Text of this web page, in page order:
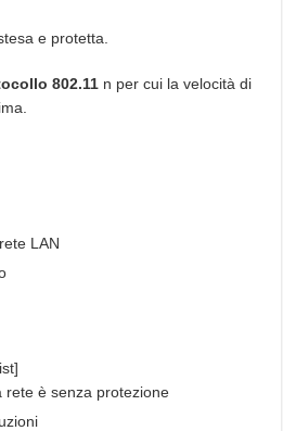
e protetta.
802.11 n per cui la velocità di
LAN
rete è senza protezione